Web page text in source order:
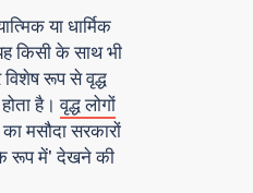
या धार्मिक
किसी के साथ भी
रूप से वृद्ध
है।वृद्ध लोगों
मसौदा सरकारों
के रूप में' देखने की